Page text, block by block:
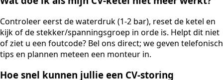
Controleer eerst de waterdruk (1-2 bar), reset de ketel en
kijk of de stekker/spanningsgroep in orde is. Helpt dit niet
of ziet u een foutcode? Bel ons direct; we geven telefonisch
tips en plannen meteen een monteur in.
Hoe snel kunnen jullie een CV-storing